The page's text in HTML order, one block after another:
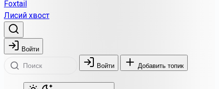
Foxtail
Лисий хвост
Войти
Войти Добавить топик